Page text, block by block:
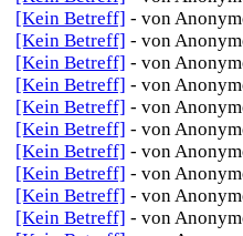
[Kein Betreff] - von
[Kein Betreff] - von
[Kein Betreff] - von
[Kein Betreff] - von
[Kein Betreff] - von
[Kein Betreff] - von
[Kein Betreff] - von
[Kein Betreff] - von
[Kein Betreff] - von
[Kein Betreff] - von